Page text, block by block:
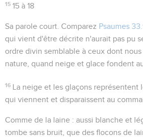
15 15 à 18
Sa parole court . Comparez Psaumes
qui vient d'être décrite n'aurait pas pu
ordre divin semblable à ceux dont
nature, quand neige et glace fondent
16 La neige et les glaçons représentent
qui viennent et disparaissent au
Comme de la laine : aussi blanche et
tombe sans bruit, que des flocons de